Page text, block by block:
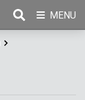
MENU